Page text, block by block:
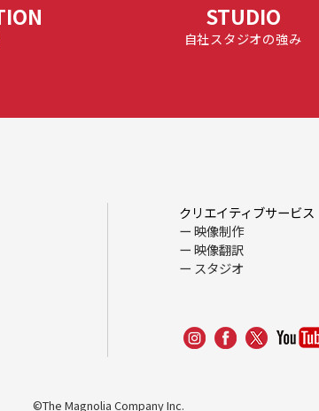
STUDIO
自社スタジオの強み
クリエイティブサービス
映像制作
映像翻訳
スタジオ
©The Magnolia Company Inc.